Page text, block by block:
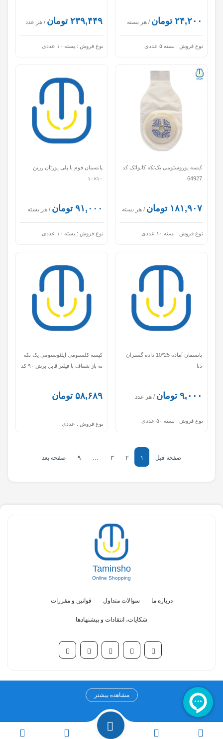
۲۴,۲۰۰ تومان / هر بسته
نوع فروش : بسته ۵ عددی
۲۳۹,۴۴۹ تومان / هر عدد
نوع فروش : بسته ۱۰ عددی
کیسه یوروستومی یک‌تکه کانواتک کد
64927
۱۸۱,۹۰۷ تومان / هر بسته
نوع فروش : بسته ۱۰ عددی
پانسمان فوم با پلی یورتان رزین
۱۰×۱۰
۹۱,۰۰۰ تومان / هر بسته
نوع فروش : بسته ۱۰ عددی
پانسمان آماده 25*10 داده گستران
دنا
۹,۰۰۰ تومان / هر عدد
نوع فروش : بسته ۵۰ عددی
کیسه کلستومی ایلئوستومی یک تکه
ته باز شفاف با فیلتر قابل برش ۹۰ کد
۵۸,۶۸۹ تومان
نوع فروش : عددی
صفحه قبل ۱ ۲ ۳ … ۹ صفحه بعد
Taminsho
Online Shopping
درباره ما سوالات متداول قوانین و مقررات
شکایات، انتقادات و پیشنهادها
مرکز خرید اینترنتی تامین شو به عنوان اولین مرکز خرید تخصصی در حوزه
سلامت، درمان و زیبایی از سال ۱۳۹۹ فعالیت خود را آغاز کرده است. چشم
مشاهده بیشتر